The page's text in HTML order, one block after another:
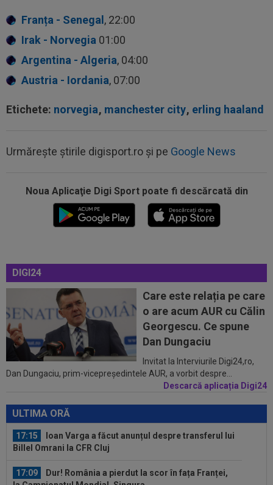
Franța - Senegal , 22:00
Irak - Norvegia 01:00
Argentina - Algeria, 04:00
Austria - Iordania, 07:00
Etichete: norvegia, manchester city, erling haaland
Urmărește știrile digisport.ro și pe Google News
Noua Aplicaţie Digi Sport poate fi descărcată din
DIGI24
Care este relația pe care
o are acum AUR cu Călin
Georgescu. Ce spune
Dan Dungaciu
Invitat la Interviurile Digi24,ro,
Dan Dungaciu, prim-vicepreședintele AUR, a vorbit despre...
Descarcă aplicația Digi24
ULTIMA ORĂ
la Campionatul Mondial. Singura...
MM Stoica, convins când a văzut ce ”nebunie”
a făcut fiica sa Teodora: ”Am fost...
despărțire, Adrian Cristea a caracterizat relația cu
Bianca...
16:50
KuPS - Universitatea Craiova Live Video, joi, 6
august, 18:00, Digi Sport 1...
16:48 EXCLUSIV
Fotbalistul de 5.000.000€ care l-a
dezamăgit pe Victor Pițurcă: ”Nu știu ce s-a...
17:24 OFICIAL
Yan Diomande a semnat cu Real
Madrid! Suma finală e uriașă
euro după Campionatul Mondial al...
17:15
Ioan Varga a făcut anunțul despre transferul lui
Billel Omrani la CFR Cluj
17:09
Dur! România a pierdut la scor în fața Franței,